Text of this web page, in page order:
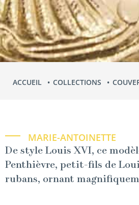
ACCUEIL COLLECTIONS
MARIE-ANTOINETTE
De style Louis XVI, ce
Penthièvre, petit-fils de
rubans, ornant